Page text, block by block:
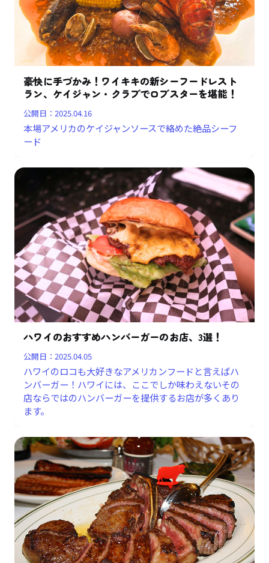
豪快に手づかみ！ワイキキの新シーフードレスト
ラン、ケイジャン・クラブでロブスターを堪能！
公開日：2025.04.16
本場アメリカのケイジャンソースで絡めた絶品シーフ
ード
ハワイのおすすめハンバーガーのお店、3選！
公開日：2025.04.05
ハワイのロコも大好きなアメリカンフードと言えばハ
ンバーガー！ハワイには、ここでしか味わえないその
店ならではのハンバーガーを提供するお店が多くあり
ます。